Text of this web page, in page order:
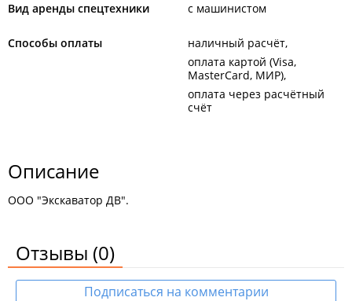
Вид аренды спецтехники с машинистом
Способы оплаты
наличный расчёт
оплата картой (Visa,
MasterCard, МИР)
оплата через расчётный
счёт
Описание
ООО "Экскаватор ДВ".
Отзывы (0)
Подписаться на комментарии